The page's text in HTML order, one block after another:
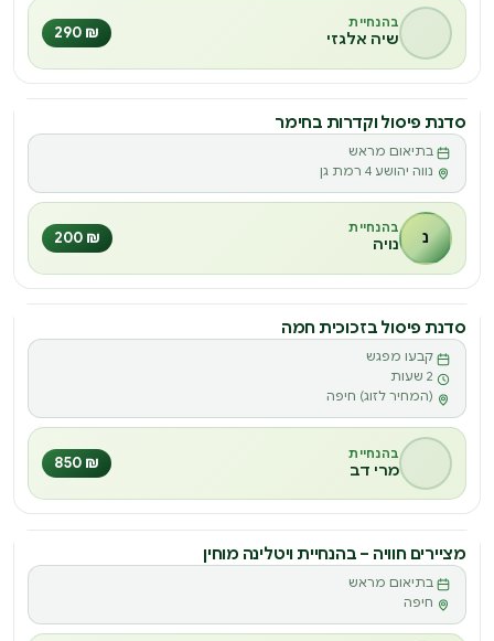
בהנחיית
שיה אלגזי ₪ 290
סדנה
ס
סדנת פיסול וקדרות בחימר
בתיאום מראש
נווה יהושע 4 רמת גן
נ בהנחיית
נויה ₪ 200
סדנה
ס
סדנת פיסול בזכוכית חמה
קבעו מפגש
2 שעות
(המחיר לזוג) חיפה
בהנחיית
מרי דב ₪ 850
סדנה
מ
מציירים חוויה – בהנחיית ויטלינה מוחין
בתיאום מראש
חיפה